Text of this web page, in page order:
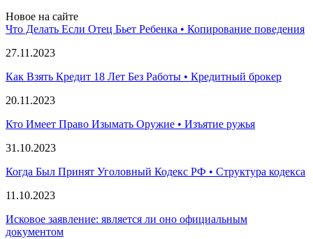
Новое на сайте
Что Делать Если Отец Бьет Ребенка • Копирование поведения
27.11.2023
Как Взять Кредит 18 Лет Без Работы • Кредитный брокер
20.11.2023
Кто Имеет Право Изымать Оружие • Изъятие ружья
31.10.2023
Когда Был Принят Уголовный Кодекс РФ • Структура кодекса
11.10.2023
Исковое заявление: является ли оно официальным
документом